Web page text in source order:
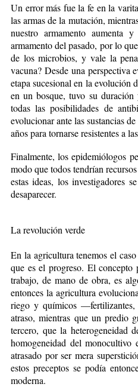
Un error más fue la fe en la
las armas de la mutación,
nuestro armamento aumenta
armamento del pasado, por lo
de los microbios, y vale la
vacuna? Desde una perspectiva
etapa sucesional en la evolución
en un bosque, tuvo su duración
todas las posibilidades de
evolucionar ante las sustancias
años para tornarse resistentes a
Finalmente, los epidemiólogos
modo que todos tendrían
estas ideas, los investigadores
desaparecer.
La revolución verde
En la agricultura tenemos el
que es el progreso. El concepto
trabajo, de mano de obra, es
entonces la agricultura
riego y químicos —fertilizantes,
atraso, mientras que un predio
tercero, que la heterogeneidad
homogeneidad del
atrasado por ser mera
estos preceptos se podía
moderna.